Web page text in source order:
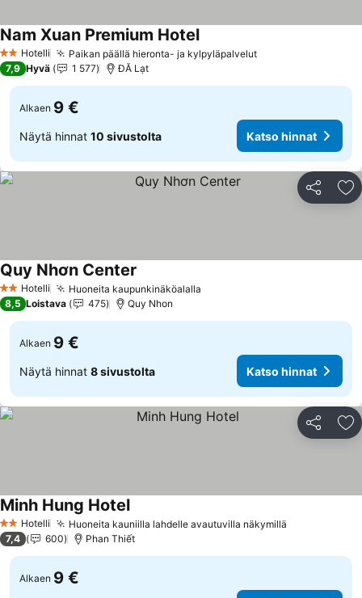
2 Tähtiluokitus
Hotelli Paikan päällä hieronta- ja kylpyläpalvelut
Nam Xuan Premium Hotel
7,9 Hyvä 1 577 ĐĂ Lạt
Alkaen 9 €
Näytä hinnat 10 sivustolta Katso hinnat
Jaa
2 Tähtiluokitus
Hotelli Huoneita kaupunkinäköalalla
Quy Nhơn Center
8,5 Loistava 475 Quy Nhon
Alkaen 9 €
Näytä hinnat 8 sivustolta Katso hinnat
Jaa
2 Tähtiluokitus
Hotelli Huoneita kauniilla lahdelle avautuvilla näkymillä
Minh Hung Hotel
7,4 600 Phan Thiết
Alkaen 9 €